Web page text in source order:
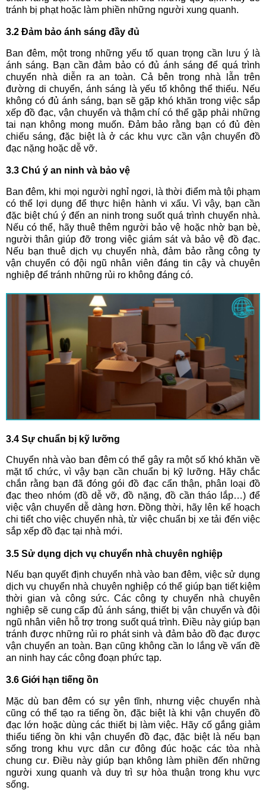
tránh bị phạt hoặc làm phiền những người xung quanh.
3.2 Đảm bảo ánh sáng đầy đủ
Ban đêm, một trong những yếu tố quan trọng cần lưu ý là
ánh sáng. Bạn cần đảm bảo có đủ ánh sáng để quá trình
chuyển nhà diễn ra an toàn. Cả bên trong nhà lẫn trên
đường di chuyển, ánh sáng là yếu tố không thể thiếu. Nếu
không có đủ ánh sáng, bạn sẽ gặp khó khăn trong việc sắp
xếp đồ đạc, vận chuyển và thậm chí có thể gặp phải những
tai nạn không mong muốn. Đảm bảo rằng bạn có đủ đèn
chiếu sáng, đặc biệt là ở các khu vực cần vận chuyển đồ
đạc nặng hoặc dễ vỡ.
3.3 Chú ý an ninh và bảo vệ
Ban đêm, khi mọi người nghỉ ngơi, là thời điểm mà tội phạm
có thể lợi dụng để thực hiện hành vi xấu. Vì vậy, bạn cần
đặc biệt chú ý đến an ninh trong suốt quá trình chuyển nhà.
Nếu có thể, hãy thuê thêm người bảo vệ hoặc nhờ bạn bè,
người thân giúp đỡ trong việc giám sát và bảo vệ đồ đạc.
Nếu bạn thuê dịch vụ chuyển nhà, đảm bảo rằng công ty
vận chuyển có đội ngũ nhân viên đáng tin cậy và chuyên
nghiệp để tránh những rủi ro không đáng có.
3.4 Sự chuẩn bị kỹ lưỡng
Chuyển nhà vào ban đêm có thể gây ra một số khó khăn về
mặt tổ chức, vì vậy bạn cần chuẩn bị kỹ lưỡng. Hãy chắc
chắn rằng bạn đã đóng gói đồ đạc cẩn thận, phân loại đồ
đạc theo nhóm (đồ dễ vỡ, đồ nặng, đồ cần tháo lắp…) để
việc vận chuyển dễ dàng hơn. Đồng thời, hãy lên kế hoạch
chi tiết cho việc chuyển nhà, từ việc chuẩn bị xe tải đến việc
sắp xếp đồ đạc tại nhà mới.
3.5 Sử dụng dịch vụ chuyển nhà chuyên nghiệp
Nếu bạn quyết định chuyển nhà vào ban đêm, việc sử dụng
dịch vụ chuyển nhà chuyên nghiệp có thể giúp bạn tiết kiệm
thời gian và công sức. Các công ty chuyển nhà chuyên
nghiệp sẽ cung cấp đủ ánh sáng, thiết bị vận chuyển và đội
ngũ nhân viên hỗ trợ trong suốt quá trình. Điều này giúp bạn
tránh được những rủi ro phát sinh và đảm bảo đồ đạc được
vận chuyển an toàn. Bạn cũng không cần lo lắng về vấn đề
an ninh hay các công đoạn phức tạp.
3.6 Giới hạn tiếng ồn
Mặc dù ban đêm có sự yên tĩnh, nhưng việc chuyển nhà
cũng có thể tạo ra tiếng ồn, đặc biệt là khi vận chuyển đồ
đạc lớn hoặc dùng các thiết bị làm việc. Hãy cố gắng giảm
thiểu tiếng ồn khi vận chuyển đồ đạc, đặc biệt là nếu bạn
sống trong khu vực dân cư đông đúc hoặc các tòa nhà
chung cư. Điều này giúp bạn không làm phiền đến những
người xung quanh và duy trì sự hòa thuận trong khu vực
sống.